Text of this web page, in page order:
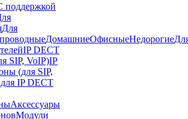
поддержкой
Для
ДомашниеОфисныеНедорогие
IP DECT
SIP, VoIP)IP
(для SIP,
IP DECT
Аксессуары
Модули